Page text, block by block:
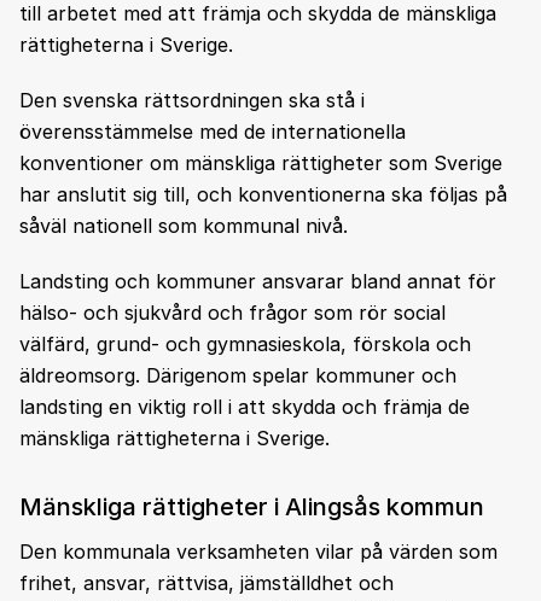
till arbetet med att främja och skydda de mänskliga
rättigheterna i Sverige.
Den svenska rättsordningen ska stå i
överensstämmelse med de internationella
konventioner om mänskliga rättigheter som Sverige
har anslutit sig till, och konventionerna ska följas på
såväl nationell som kommunal nivå.
Landsting och kommuner ansvarar bland annat för
hälso- och sjukvård och frågor som rör social
välfärd, grund- och gymnasieskola, förskola och
äldreomsorg. Därigenom spelar kommuner och
landsting en viktig roll i att skydda och främja de
mänskliga rättigheterna i Sverige.
Mänskliga rättigheter i Alingsås kommun
Den kommunala verksamheten vilar på värden som
frihet, ansvar, rättvisa, jämställdhet och